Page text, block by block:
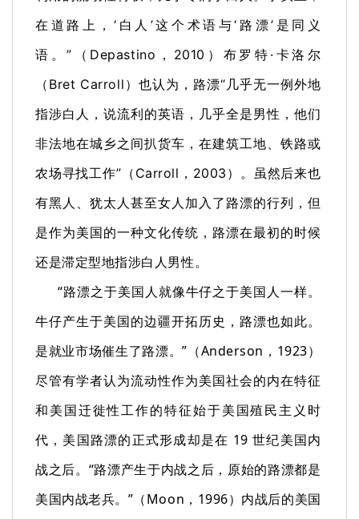
在道路上，‘白人’这个术语与‘路漂’是同义
语。”（Depastino，2010）布罗特·卡洛尔
（Bret Carroll）也认为，路漂“几乎无一例外地
指涉白人，说流利的英语，几乎全是男性，他们
非法地在城乡之间扒货车，在建筑工地、铁路或
农场寻找工作”（Carroll，2003）。 虽然后来也
有黑人、犹太人甚至女人加入了路漂的行列，但
是作为美国的一种文化传统，路漂在最初的时候
还是滞定型地指涉白人男性。
“路漂之于美国人就像牛仔之于美国人一样。
牛仔产生于美国的边疆开拓历史，路漂也如此。
是就业市场催生了路漂。”（Anderson，1923）
尽管有学者认为流动性作为美国社会的内在特征
和美国迁徙性工作的特征始于美国殖民主义时
代，美国路漂的正式形成却是在 19 世纪美国内
战之后。“路漂产生于内战之后，原始的路漂都是
美国内战老兵。”（Moon，1996）内战后的美国